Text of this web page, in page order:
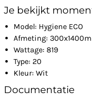
Je bekijkt
Model: Hygiene ECO
Afmeting:
Wattage: 819
Type: 20
Kleur: Wit
Documentatie